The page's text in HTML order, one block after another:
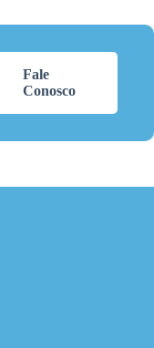
Fale
Conosco